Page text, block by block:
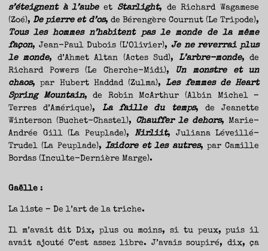
s’éteignent à l’aubeet Starlight, de Richard Wagamese
(Zoé), De pierre et d’os, de Bérengère Cournut (Le Tripode),
Tous les hommes n’habitent pas le monde de la même
façon, Jean-Paul Dubois (L’Olivier),Je ne reverrai plus
le monde, d’Ahmet Altan (Actes Sud),L’arbre-monde, de
Richard Powers (Le Cherche-Midi), Un monstre et un
chaos, par Hubert Haddad (Zulma),Les femmes de Heart
Spring Mountain, de Robin McArthur (Albin Michel –
Terres d’Amérique),La faille du temps, de Jeanette
Winterson (Buchet-Chastel), Chauffer le dehors, Marie-
Andrée Gill (La Peuplade),Nirliit, Juliana Léveillé-
Trudel (La Peuplade),Isidore et les autres, par Camille
Bordas (Inculte-Dernière Marge).
Gaëlle :
La liste – De l’art de la triche.
Il m’avait dit Dix, plus ou moins, si tu peux, puis il
avait ajouté C’est assez libre. J’avais soupiré, dix, ça